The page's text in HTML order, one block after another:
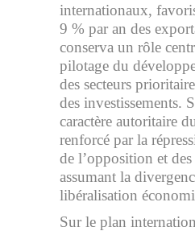
internationaux,
9 % par an des
conserva un rôle
pilotage du
des secteurs
des investissements.
caractère autoritaire
renforcé par la
de l’opposition et des
assumant la
libéralisation
Sur le plan